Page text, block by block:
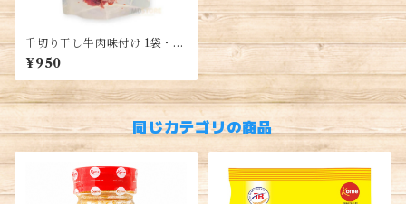
千切り干し牛肉味付け 1袋・S
HREDDED DRIED BEAF M
EAT WITH FLAVOR・Khô
bò sợi (200g)
¥950
同じカテゴリの商品